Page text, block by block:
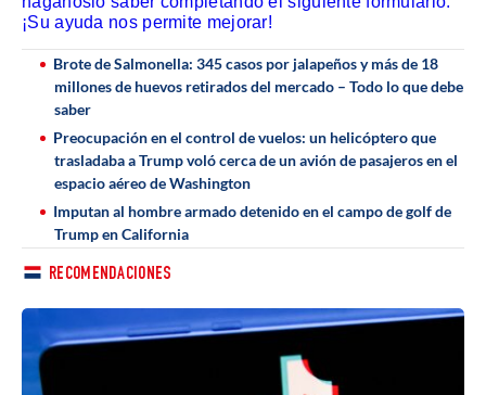
¡Su ayuda nos permite mejorar!
Brote de Salmonella: 345 casos por jalapeños y más de 18
millones de huevos retirados del mercado – Todo lo que debe
saber
Preocupación en el control de vuelos: un helicóptero que
trasladaba a Trump voló cerca de un avión de pasajeros en el
espacio aéreo de Washington
Imputan al hombre armado detenido en el campo de golf de
Trump en California
RECOMENDACIONES